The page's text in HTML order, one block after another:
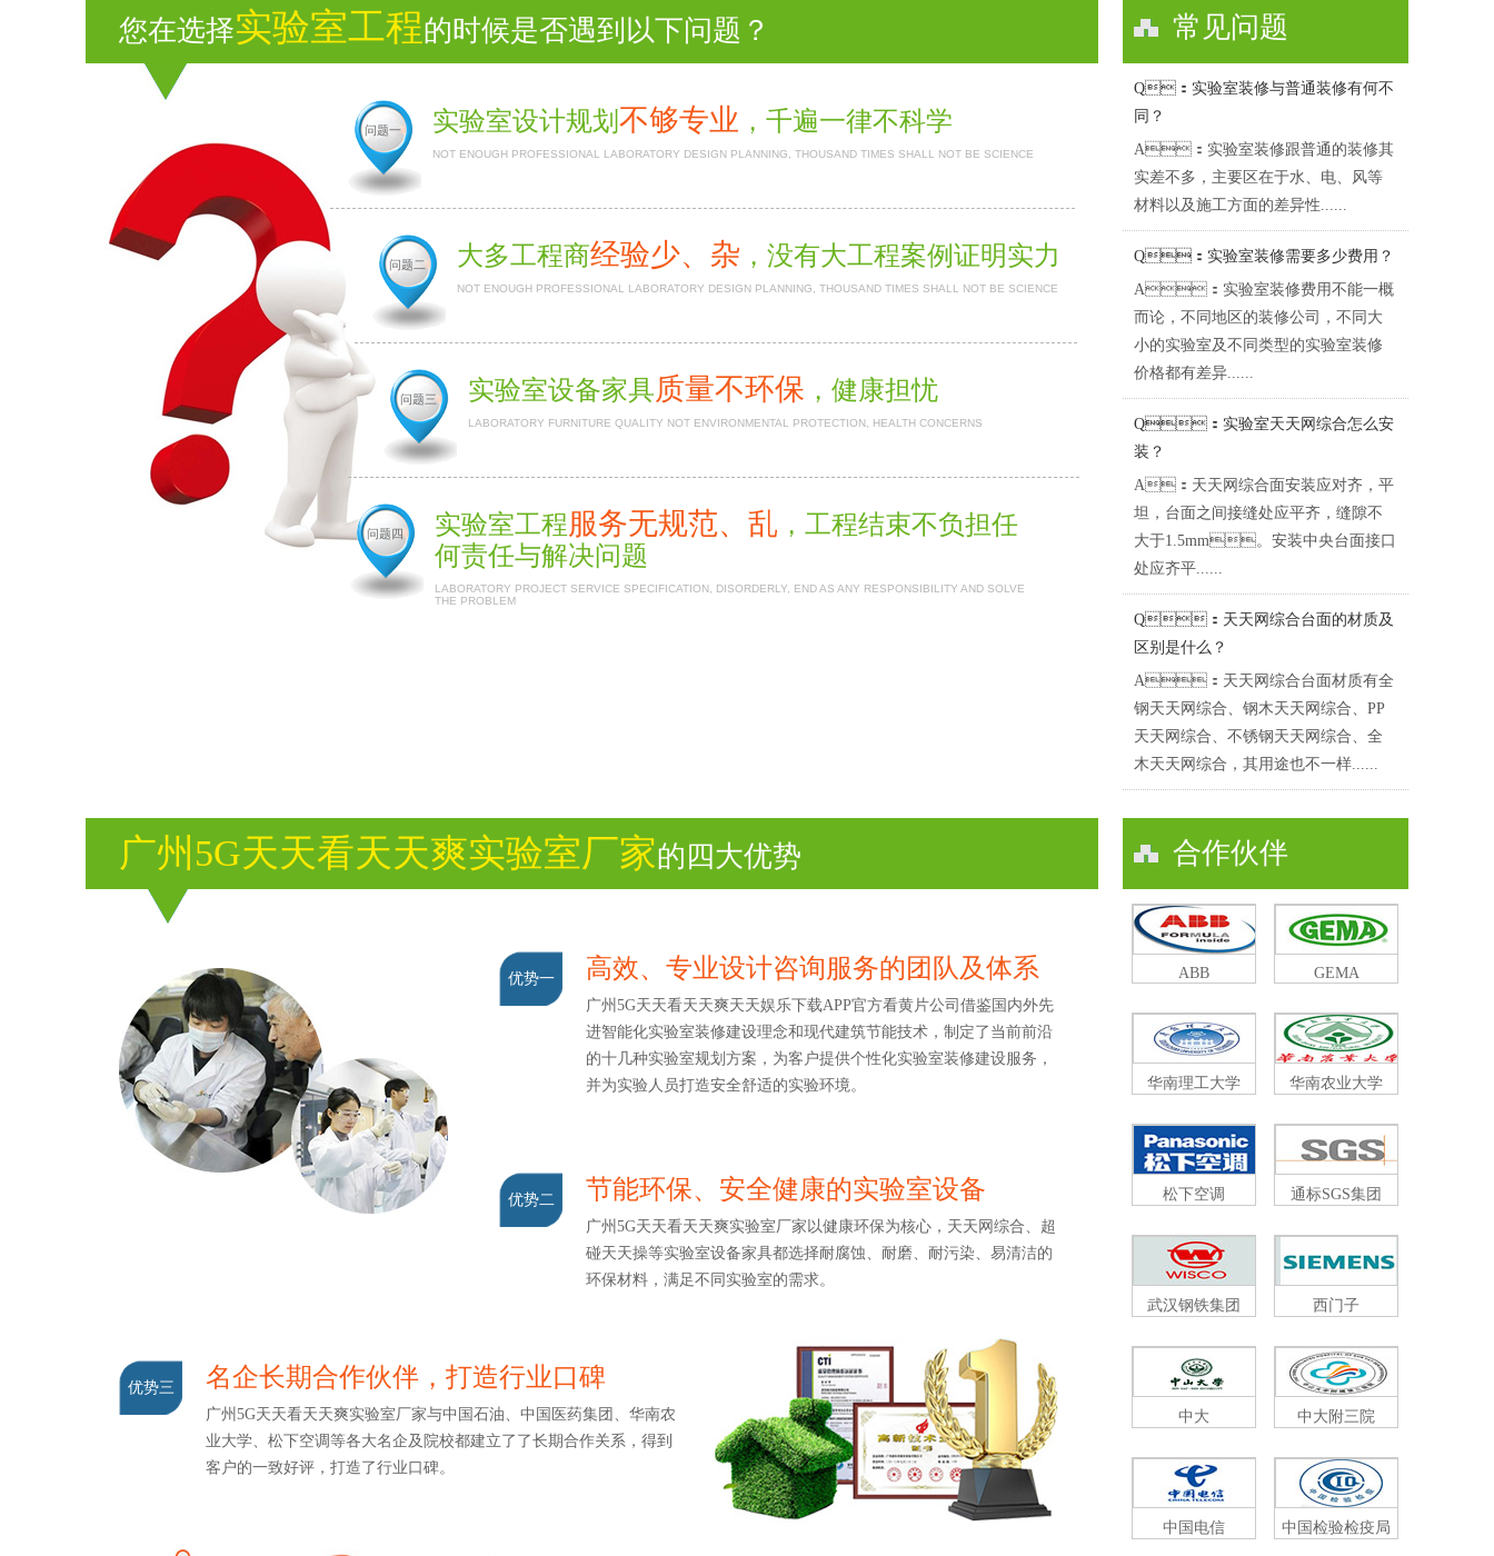
您在选择实验室工程的时候是否遇到以下问题？
问题一 实验室设计规划 不够专业 ，千遍一律不科学
NOT ENOUGH PROFESSIONAL LABORATORY DESIGN PLANNING, THOUSAND TIMES SHALL NOT BE SCIENCE
问题二 大多工程商经验少、杂 ，没有大工程案例证明实力
NOT ENOUGH PROFESSIONAL LABORATORY DESIGN PLANNING, THOUSAND TIMES SHALL NOT BE SCIENCE
问题三 实验室设备家具质量不环保 ，健康担忧
LABORATORY FURNITURE QUALITY NOT ENVIRONMENTAL PROTECTION, HEALTH CONCERNS
问题四 实验室工程服务无规范、乱 ，工程结束不负担任
何责任与解决问题
LABORATORY PROJECT SERVICE SPECIFICATION, DISORDERLY, END AS ANY RESPONSIBILITY AND SOLVE
THE PROBLEM
常见问题
Q：实验室装修与普通装修有何不
同？
A：实验室装修跟普通的装修其
实差不多，主要区在于水、电、风等
材料以及施工方面的差异性......
Q：实验室装修需要多少费用？
A：实验室装修费用不能一概
而论，不同地区的装修公司，不同大
小的实验室及不同类型的实验室装修
价格都有差异......
Q：实验室天天网综合怎么安
装？
A：天天网综合面安装应对齐，平
坦，台面之间接缝处应平齐，缝隙不
大于1.5mm。安装中央台面接口
处应齐平......
Q：天天网综合台面的材质及
区别是什么？
A：天天网综合台面材质有全
钢天天网综合、钢木天天网综合、PP
天天网综合、不锈钢天天网综合、全
木天天网综合，其用途也不一样......
广州5G天天看天天爽实验室厂家的四大优势
优势一 高效、专业设计咨询服务的团队及体系
广州5G天天看天天爽天天娱乐下载APP官方看黄片公司借鉴国内外先
进智能化实验室装修建设理念和现代建筑节能技术，制定了当前前沿
的十几种实验室规划方案，为客户提供个性化实验室装修建设服务，
并为实验人员打造安全舒适的实验环境。
优势二 节能环保、安全健康的实验室设备
广州5G天天看天天爽实验室厂家以健康环保为核心，天天网综合、超
碰天天操等实验室设备家具都选择耐腐蚀、耐磨、耐污染、易清洁的
环保材料，满足不同实验室的需求。
优势三 名企长期合作伙伴，打造行业口碑
广州5G天天看天天爽实验室厂家与中国石油、中国医药集团、华南农
业大学、松下空调等各大名企及院校都建立了了长期合作关系，得到
客户的一致好评，打造了行业口碑。
合作伙伴
ABB GEMA
华南理工大学 华南农业大学
松下空调 通标SGS集团
武汉钢铁集团 西门子
中大 中大附三院
中国电信 中国检验检疫局